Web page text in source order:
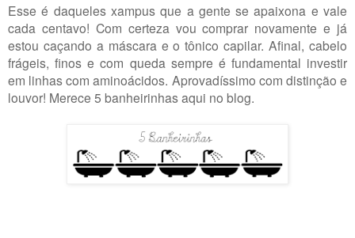
Esse é daqueles xampus que a gente se apaixona e vale
cada centavo! Com certeza vou comprar novamente e já
estou caçando a máscara e o tônico capilar. Afinal, cabelo
frágeis, finos e com queda sempre é fundamental investir
em linhas com aminoácidos. Aprovadíssimo com distinção e
louvor! Merece 5 banheirinhas aqui no blog.